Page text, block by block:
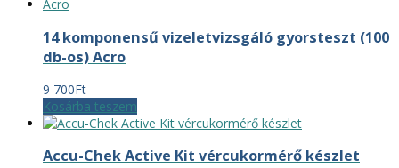
14 komponensű vizeletvizsgáló gyorsteszt (100
db-os) Acro
9 700Ft
Kosárba teszem
Accu-Chek Active Kit vércukormérő készlet